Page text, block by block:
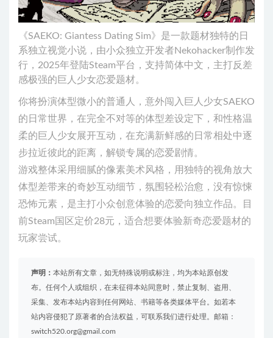
《SAEKO: Giantess Dating Sim》是一款题材独特的日
系独立视觉小说，由小众独立开发者Nekohacker制作发
行，2025年登陆Steam平台，支持简体中文，主打反差
感极强的巨人少女恋爱题材。
你将扮演体型微小的普通人，意外闯入巨人少女SAEKO
的日常世界，在完全不对等的体型差设定下，和性格温
柔的巨人少女展开互动，在充满新鲜感的日常相处中逐
步拉近彼此的距离，解锁专属的恋爱剧情。
游戏整体采用细腻的像素美术风格，用独特的视角放大
体型差带来的奇妙互动细节，氛围轻松治愈，没有惊悚
恐怖元素，是主打小众创意体验的恋爱向独立作品。目
前Steam国区定价28元，适合想要体验新奇恋爱题材的
玩家尝试。
声明： 本站所有文章，如无特殊说明或标注，均为本站原创发
布。任何个人或组织，在未征得本站同意时，禁止复制、盗用、
采集、发布本站内容到任何网站、书籍等各类媒体平台。如若本
站内容侵犯了原著者的合法权益，可联系我们进行处理。邮箱：
switch520.org@gmail.com